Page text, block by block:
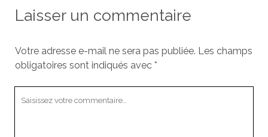
Laisser un commentaire
Votre adresse e-mail ne sera pas publiée. Les champs
obligatoires sont indiqués avec *